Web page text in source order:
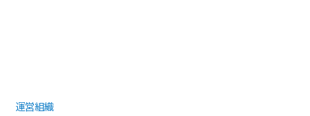
運営組織